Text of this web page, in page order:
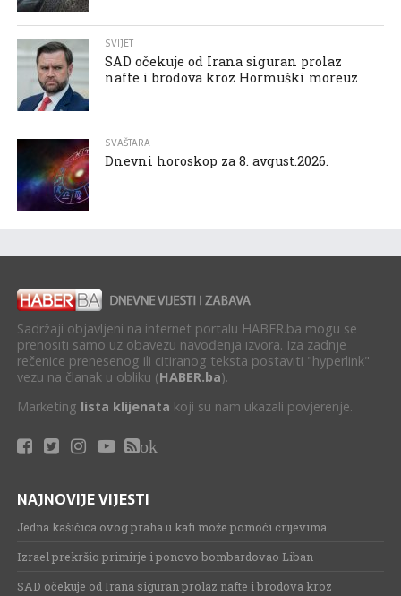
SVIJET
SAD očekuje od Irana siguran prolaz
nafte i brodova kroz Hormuški moreuz
SVAŠTARA
Dnevni horoskop za 8. avgust.2026.
Sadržaji objavljeni na internet portalu HABER.ba mogu se
prenositi samo uz obavezu navođenja izvora. Iza zadnje
rečenice prenesenog ili citiranog teksta postaviti "hyperlink"
vezu na članak u obliku (HABER.ba).
Marketing lista klijenata koji su nam ukazali povjerenje.
ok
NAJNOVIJE VIJESTI
Jedna kašičica ovog praha u kafi može pomoći crijevima
Izrael prekršio primirje i ponovo bombardovao Liban
SAD očekuje od Irana siguran prolaz nafte i brodova kroz